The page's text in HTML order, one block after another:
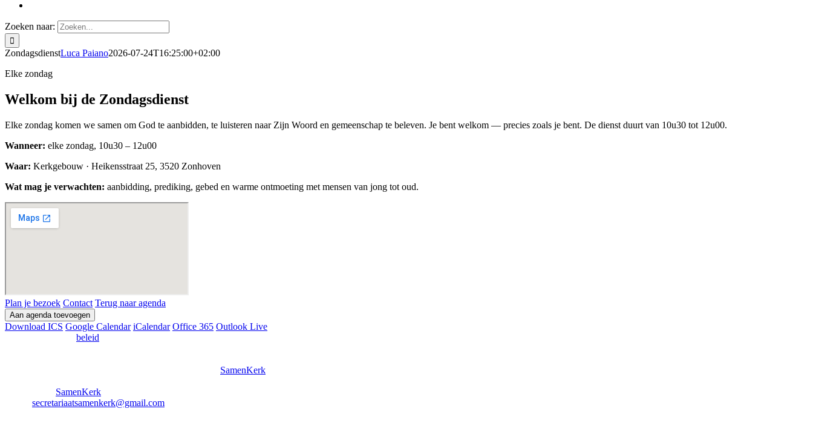
Zoeken naar:
ZondagsdienstLuca Paiano2026-07-24T16:25:00+02:00
Elke zondag
Welkom bij de Zondagsdienst
Elke zondag komen we samen om God te aanbidden, te luisteren naar Zijn Woord en gemeenschap te beleven. Je bent welkom — precies zoals je bent. De dienst duurt van 10u30 tot 12u00.
Wanneer: elke zondag, 10u30 – 12u00
Waar: Kerkgebouw · Heikensstraat 25, 3520 Zonhoven
Wat mag je verwachten: aanbidding, prediking, gebed en warme ontmoeting met mensen van jong tot oud.
Plan je bezoek Contact Terug naar agenda
Aan agenda toevoegen
Download ICS Google Calendar iCalendar Office 365 Outlook Live
beleid
SamenKerk
SamenKerk
secretariaatsamenkerk@gmail.com